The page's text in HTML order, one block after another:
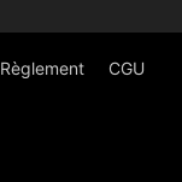
Règlement CGU